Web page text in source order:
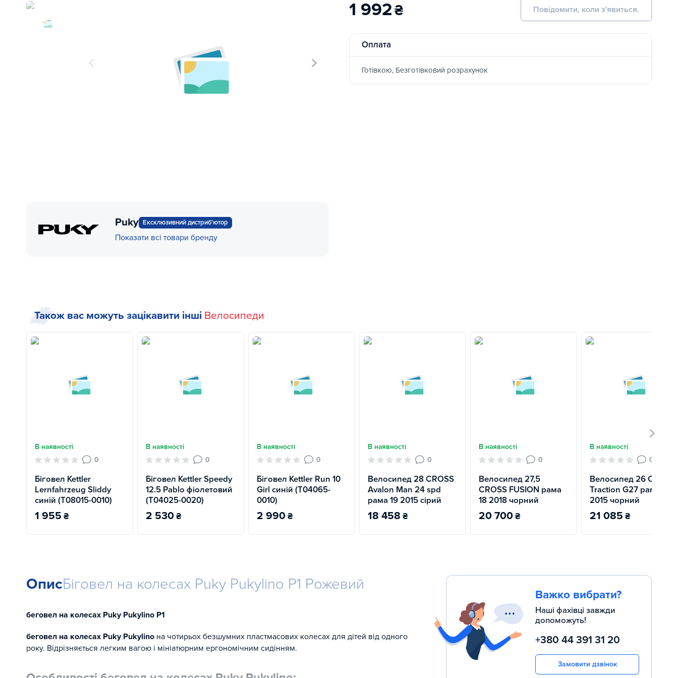
Puky Ексклюзивний дистриб'ютор
Показати всі товари бренду
1 992₴ Повідомити, коли з'явиться.
Оплата
Готівкою, Безготівковий розрахунок
Також вас можуть зацікавити інші Велосипеди
В наявності
0
Біговел Kettler
Lernfahrzeug Sliddy
синій (T08015-0010)
1 955 ₴
В наявності
0
Біговел Kettler Speedy
12.5 Pablo фіолетовий
(T04025-0020)
2 530₴
В наявності
0
Біговел Kettler Run 10
Girl синій (T04065-
0010)
2 990₴
В наявності
0
Велосипед 28 CROSS
Avalon Man 24 spd
рама 19 2015 сірий
18 458 ₴
В наявності
0
Велосипед 27,5
CROSS FUSION рама
18 2018 чорний
20 700₴
В наявності
0
Велосипед 26 CROSS
Traction G27 рама 19
2015 чорний
21 085 ₴
ОписБіговел на колесах Puky Pukylino P1 Рожевий
беговел на колесах Puky Pukylino P1
беговел на колесах Puky Pukylino на чотирьох безшумних пластмасових колесах для дітей від одного
року. Відрізняється легким вагою і мініатюрним ергономічним сидінням.
Важко вибрати?
Наші фахівці завжди
допоможуть!
+380 44 391 31 20
Замовити дзвінок